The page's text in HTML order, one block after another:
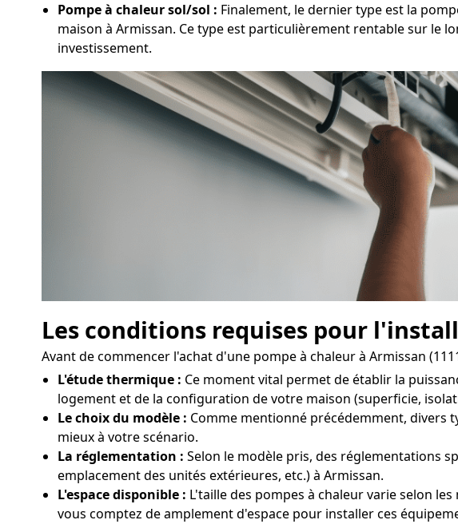
Pompe à chaleur sol/sol : Finalement, le dernier type est la
maison à Armissan. Ce type est particulièrement rentable sur le
investissement.
Les conditions requises pour
Avant de commencer l'achat d'une pompe à chaleur à Armissan
L'étude thermique : Ce moment vital permet de établir la
logement et de la configuration de votre maison (superficie,
Le choix du modèle : Comme mentionné précédemment, divers
mieux à votre scénario.
La réglementation : Selon le modèle pris, des réglementations
emplacement des unités extérieures, etc.) à Armissan.
L'espace disponible : L'taille des pompes à chaleur varie selon
vous comptez de amplement d'espace pour installer ces